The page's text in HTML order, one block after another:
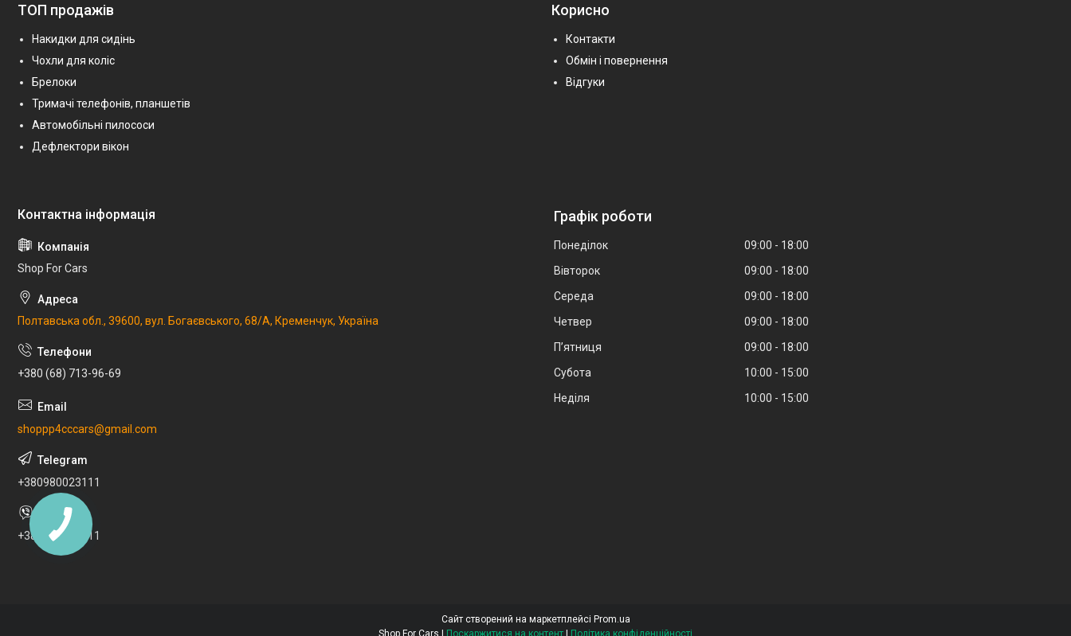
ТОП продажів
Накидки для сидінь
Чохли для коліс
Брелоки
Тримачі телефонів, планшетів
Автомобільні пилососи
Дефлектори вікон
Корисно
Контакти
Обмін і повернення
Відгуки
Shop For Cars
Полтавська обл., 39600, вул. Богаєвського, 68/А, Кременчук, Україна
+380 (68) 713-96-69
shoppp4cccars@gmail.com
+380980023111
+380980023111
Графік роботи
Понеділок 09:00
18:00
Вівторок
09:00
18:00
Середа
09:00
18:00
Четвер
09:00
18:00
Пʼятниця
09:00
18:00
Субота
10:00
15:00
Неділя
10:00 15:00
Сайт створений на маркетплейсі Prom.ua
Поскаржитися на контент Політика конфіденційності